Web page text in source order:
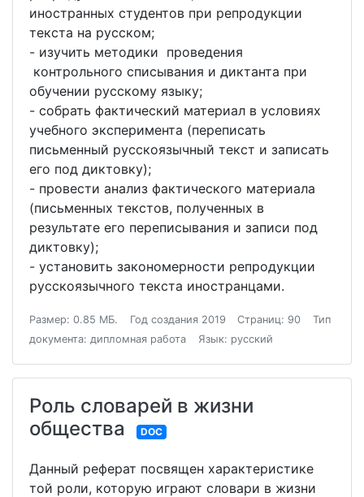
иностранных студентов при репродукции
текста на русском;
- изучить методики проведения
контрольного списывания и диктанта при
обучении русскому языку;
- собрать фактический материал в условиях
учебного эксперимента (переписать
письменный русскоязычный текст и записать
его под диктовку);
- провести анализ фактического материала
(письменных текстов, полученных в
результате его переписывания и записи под
диктовку);
- установить закономерности репродукции
русскоязычного текста иностранцами.
Размер: 0.85 МБ. Год создания 2019 Страниц: 90
Тип
документа: дипломная работа
Язык: русский
Роль словарей в жизни
общества
DOC
Данный реферат посвящен характеристике
той роли, которую играют словари в жизни